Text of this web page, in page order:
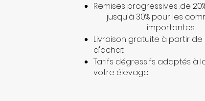
Remises progressives :de
jusqu'à 30% pour les
importantes
Livraison gratuite à partir
d'achat
Tarifs dégressifs adaptés à
votre élevage